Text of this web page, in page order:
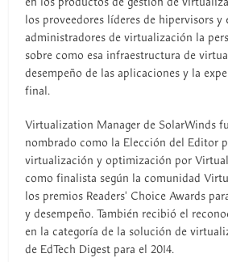
los proveedores líderes de hipervisors y
administradores de virtualización la
sobre como esa infraestructura de
desempeño de las aplicaciones y la
final.
Virtualization Manager de SolarWinds
nombrado como la Elección del Editor
virtualización y optimización por
como finalista según la comunidad
los premios Readers' Choice Awards
y desempeño. También recibió el
en la categoría de la solución de
de EdTech Digest para el 2014.